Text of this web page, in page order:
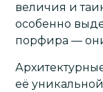
величия и
особенно
порфира —
её